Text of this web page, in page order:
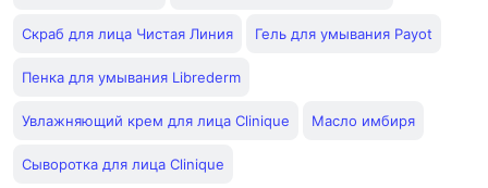
Скраб для лица Чистая Линия Гель для умывания Payot
Пенка для умывания Librederm
Увлажняющий крем для лица Clinique Масло имбиря
Сыворотка для лица Clinique